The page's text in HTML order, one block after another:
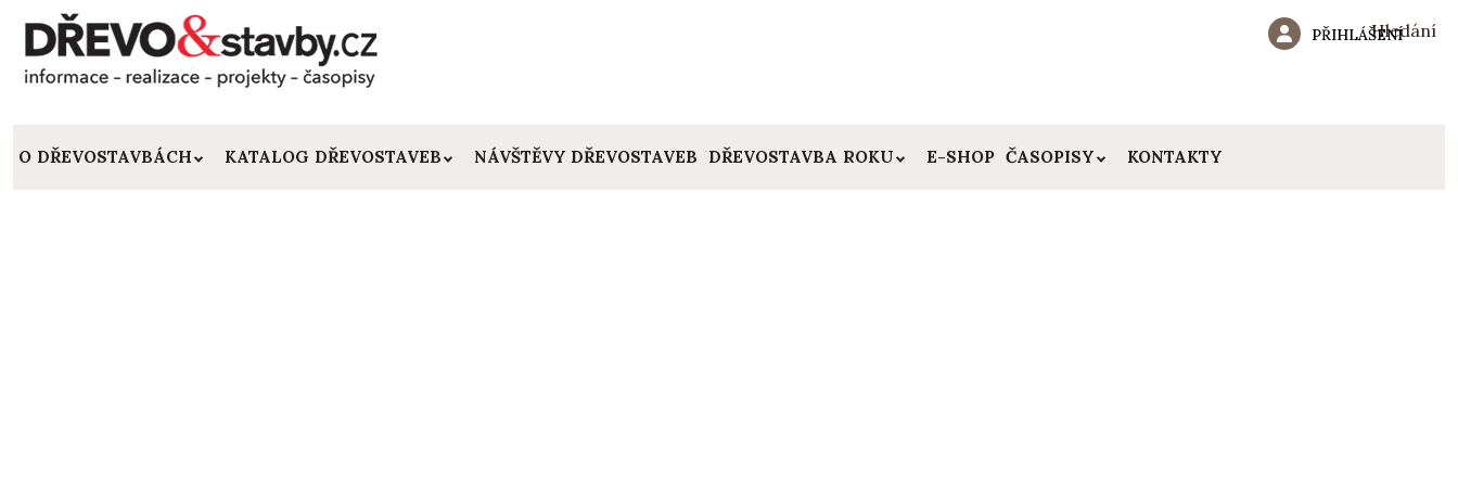
Hledání
PŘIHLÁŠENÍ
O DŘEVOSTAVBÁCH KATALOG DŘEVOSTAVEB NÁVŠTĚVY DŘEVOSTAVEB DŘEVOSTAVBA ROKU E-SHOP ČASOPISY KONTAKTY